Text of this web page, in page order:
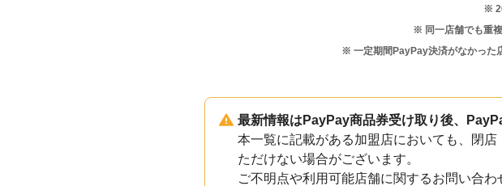
※
※ 同一店舗でも重
※ 一定期間PayPay決済がなかった
最新情報はPayPay商品券受け取り後、
本一覧に記載がある加盟店においても、閉
ただけない場合がございます。
ご不明点や利用可能店舗に関するお問い合わ